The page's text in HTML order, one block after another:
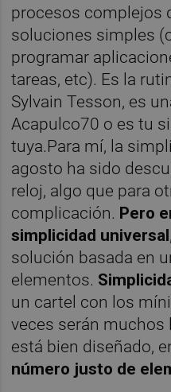
procesos complejos
soluciones simples
programar
tareas, etc). Es la
Sylvain Tesson, es
Acapulco70 o es tu
tuya.Para mí, la
agosto ha sido
reloj, algo que para
complicación. Pero
simplicidad universal
solución basada en
elementos.
un cartel con los
veces serán muchos
está bien diseñado,
número justo de